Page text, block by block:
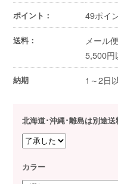
ポイント： 49ポイ
送料：
メール
5,500円
納期 1～2日
北海道･沖縄･離島は別途
カラー